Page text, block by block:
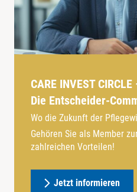
CARE INVEST CIRCLE
Die Entscheider-
Wo die Zukunft der
Gehören Sie als Member
zahlreichen Vorteilen!
Jetzt informieren